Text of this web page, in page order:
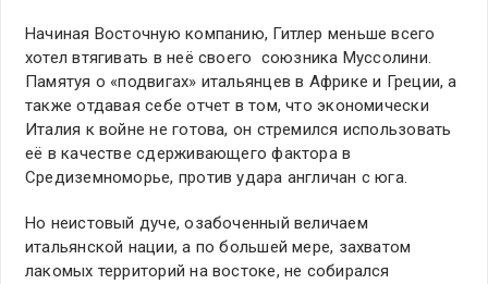
Начиная Восточную компанию, Гитлер меньше всего
хотел втягивать в неё своего союзника Муссолини.
Памятуя о «подвигах» итальянцев в Африке и Греции, а
также отдавая себе отчет в том, что экономически
Италия к войне не готова, он стремился использовать
её в качестве сдерживающего фактора в
Средиземноморье, против удара англичан с юга.
Но неистовый дуче, озабоченный величаем
итальянской нации, а по большей мере, захватом
лакомых территорий на востоке, не собирался